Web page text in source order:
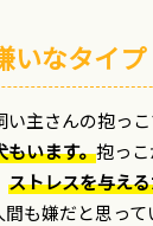
いなタイプ
い主さんの抱っ
もいます。抱っ
ストレスを与え
間も嫌だと思っ